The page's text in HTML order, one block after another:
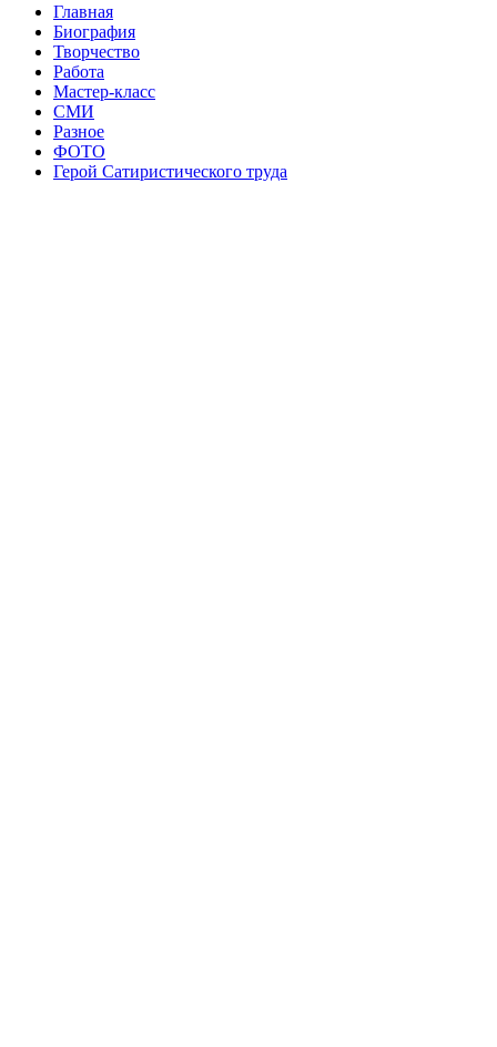
Главная
Биография
Творчество
Работа
Мастер-класс
СМИ
Разное
ФОТО
Герой Сатиристического труда